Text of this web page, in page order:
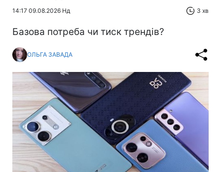
14:17 09.08.2026 Нд 3 хв
Базова потреба чи тиск трендів?
ОЛЬГА ЗАВАДА